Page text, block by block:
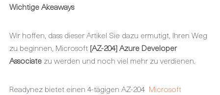
WichtigeAkeaways
Wir hoffen, dass dieser Artikel Sie dazu ermutigt, Ihren Weg
zu beginnen, Microsoft [AZ-204] Azure Developer
Associate zu werden und noch viel mehr zu verdienen.
Readynez bietet einen 4-tägigen AZ-204 Microsoft